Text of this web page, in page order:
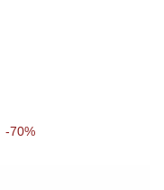
-70%